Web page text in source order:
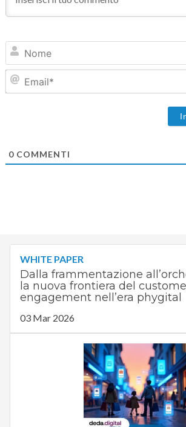
0COMMENTI
WHITE PAPER
Dalla frammentazione
la nuova frontiera del
engagement nell’era phygital
03 Mar 2026